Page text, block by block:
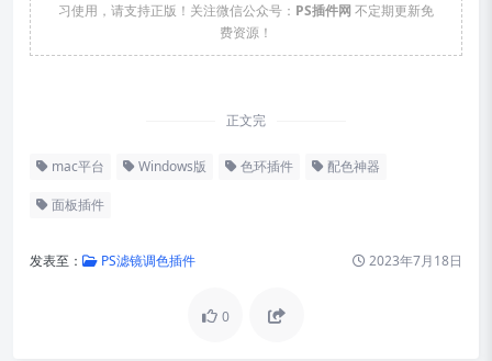
习使用，请支持正版！关注微信公众号： PS插件网 不定期更新免
费资源！
正文完
mac平台 Windows版 色环插件 配色神器
面板插件
发表至： PS滤镜调色插件 2023年7月18日
0